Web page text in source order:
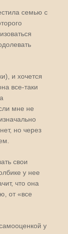
семью с
и хочется
все-таки
мне не
но через
свои
у нее
что она
от «все
у